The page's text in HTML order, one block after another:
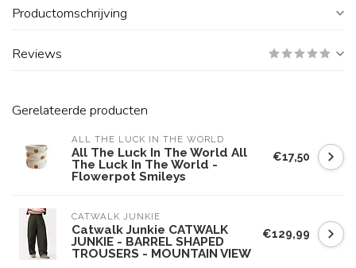
Productomschrijving
Reviews
Gerelateerde producten
ALL THE LUCK IN THE WORLD
All The Luck In The World All
The Luck In The World -
Flowerpot Smileys
€17,50
CATWALK JUNKIE
Catwalk Junkie CATWALK
JUNKIE - BARREL SHAPED
TROUSERS - MOUNTAIN VIEW
€129,99